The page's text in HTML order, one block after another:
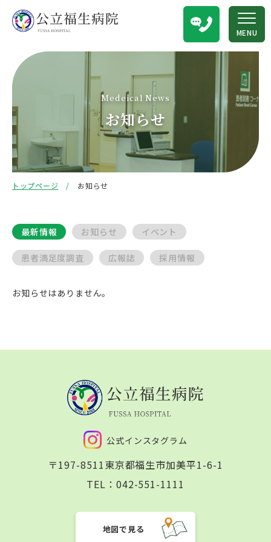
MENU
Medeical News
お知らせ
トップページ お知らせ
最新情報 お知らせ イベント
患者満足度調査 広報誌 採用情報
お知らせはありません。
公式インスタグラム
〒197-8511東京都福生市加美平1-6-1
TEL： 042-551-1111
地図で見る